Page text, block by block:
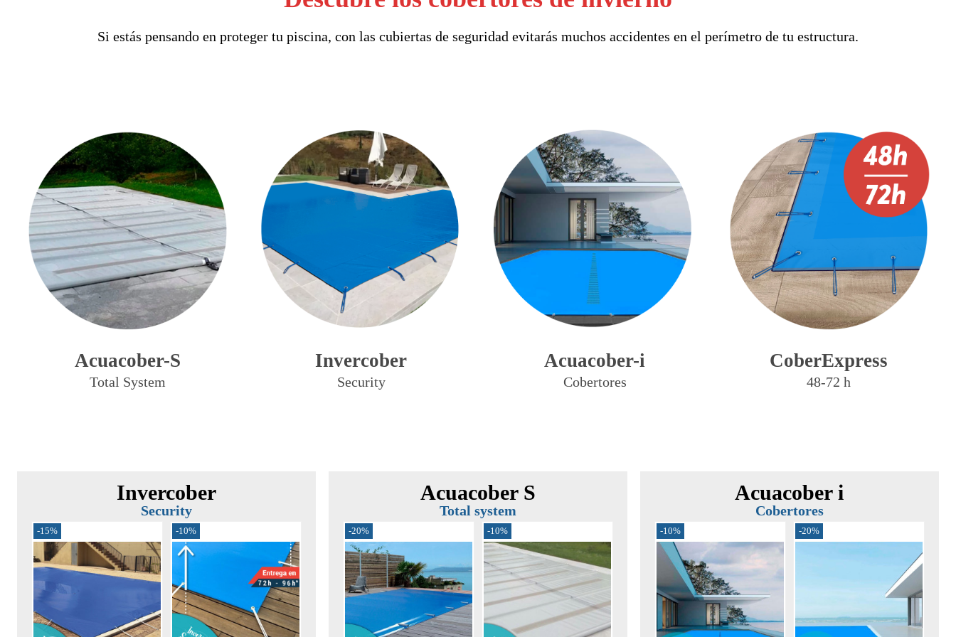
Si estás pensando en proteger tu piscina, con las cubiertas de seguridad evitarás muchos accidentes en el perímetro de tu estructura.
Acuacober-S
Total System
Invercober
Security
Acuacober-i
Cobertores
CoberExpress
48-72 h
Invercober
Security
-15% -10%
Acuacober S
Total system
-20% -10%
Acuacober i
Cobertores
-10% -20%